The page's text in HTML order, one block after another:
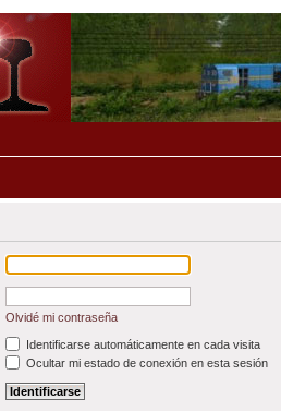
Olvidé mi contraseña
Identificarse automáticamente en cada visita
Ocultar mi estado de conexión en esta sesión